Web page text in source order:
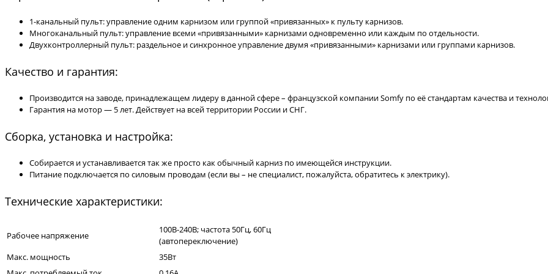
1-канальный пульт: управление одним карнизом или группой «привязанных» к пульту карнизов.
Многоканальный пульт: управление всеми «привязанными» карнизами одновременно или каждым по отдельности.
Двухконтроллерный пульт: раздельное и синхронное управление двумя «привязанными» карнизами или группами карнизов.
Качество и гарантия:
Производится на заводе, принадлежащем лидеру в данной сфере – французской компании Somfy по её стандартам качества и
Гарантия на мотор — 5 лет. Действует на всей территории России и СНГ.
Сборка, установка и настройка:
Собирается и устанавливается так же просто как обычный карниз по имеющейся инструкции.
Питание подключается по силовым проводам (если вы – не специалист, пожалуйста, обратитесь к электрику).
Технические характеристики:
Рабочее напряжение
100В-240В; частота 50Гц, 60Гц
(автопереключение)
Макс. мощность
35Вт